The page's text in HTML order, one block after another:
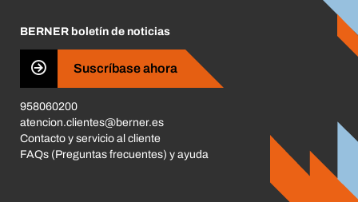
Tiendas BERNER
Business Conduct
BERNER boletín de noticias
Suscríbase ahora
958060200
atencion.clientes@berner.es
Contacto y servicio al cliente
FAQs (Preguntas frecuentes) y ayuda